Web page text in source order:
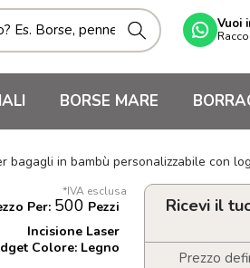
Vuoi
BORSE MARE
bagagli in bambù personalizzabile con
*IVA esclusa
Per: 500 Pezzi
Incisione Laser
Colore: Legno
Ricevi il
Prezzo